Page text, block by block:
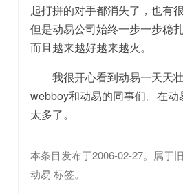
起打拼的对手都消失了，也有
但是动易公司始终一步一步稳
而且越来越好越来越火。
我很开心看到动易一天天
webboy和动易的同事们。在
太多了。
本条目发布于2006-02-27。属于
动易 标签。